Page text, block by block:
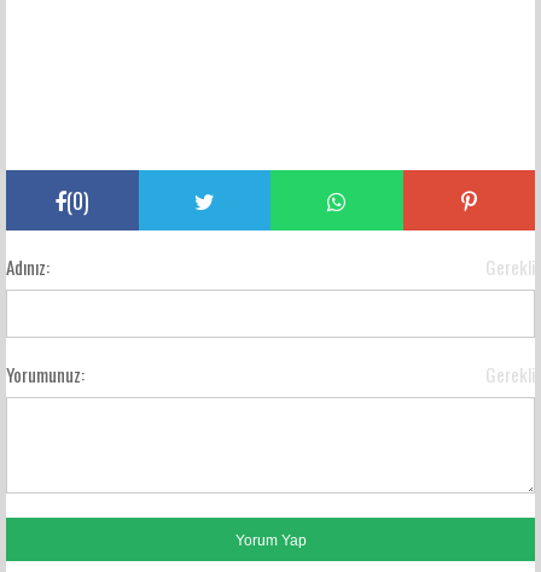
(0)
Adınız: Gerekli
Yorumunuz: Gerekli